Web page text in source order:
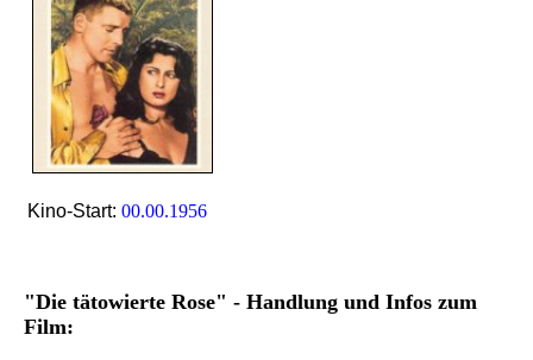
Kino-Start: 00.00.1956
"Die tätowierte Rose" - Handlung und Infos zum
Film: